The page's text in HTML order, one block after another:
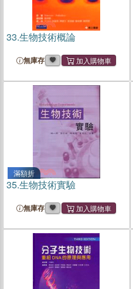
33.生物技術概論
無庫存
滿額折
35.生物技術實驗
無庫存